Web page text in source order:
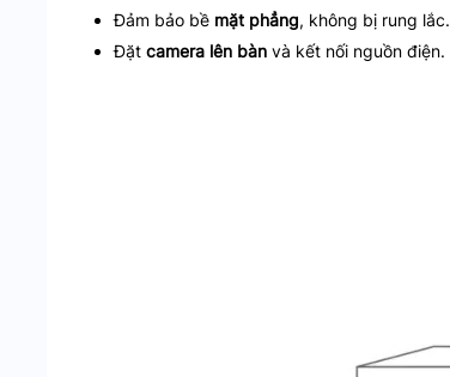
Đảm bảo bề mặt phẳng, không bị rung lắc.
Đặt camera lên bàn và kết nối nguồn điện.